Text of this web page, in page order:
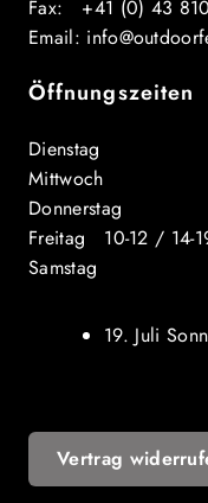
Fax: +41 (0) 43
Email:
Öffnungszeiten
Dienstag 12-19
Mittwoch 10-
Donnerstag
Freitag 10-12 / 14-
Samstag
19. Juli
Vertrag